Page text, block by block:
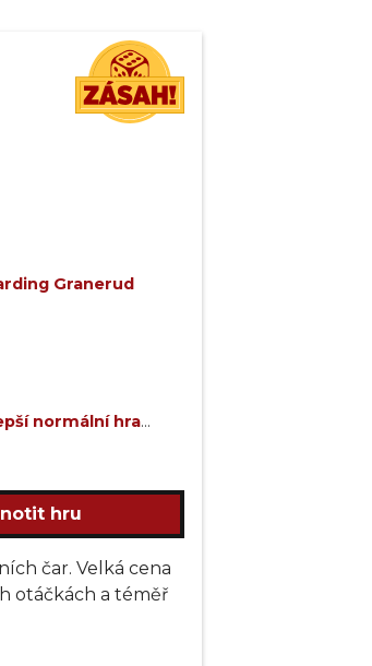
Granerud
normální hra
hru
čar. Velká cena
otáčkách a téměř